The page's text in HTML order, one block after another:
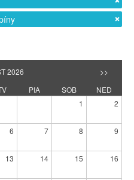
2026
>>
PIA SOB
NED
1
2
6 7 8 9
13 14 15 16